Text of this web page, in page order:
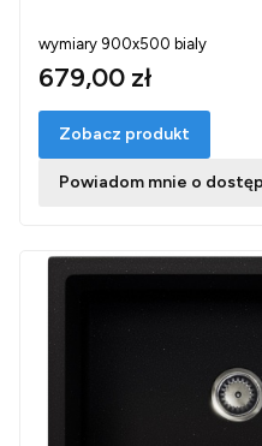
wymiary 900x500 bialy
679,00 zł
Zobacz produkt
Powiadom mnie o